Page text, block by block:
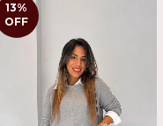
13%
OFF